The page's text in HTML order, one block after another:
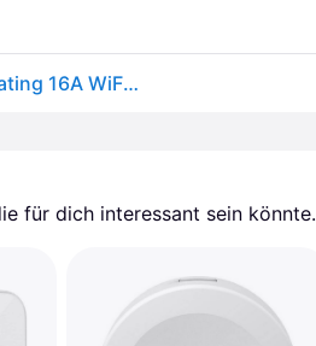
Avatto Smart thermostat WT410-16A-B electric heating 16A WiFi, Thermostat, Weiss
für dich interessant sein könnte.